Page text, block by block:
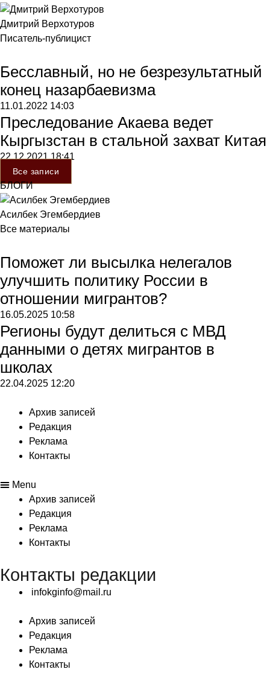
Дмитрий Верхотуров
Писатель-публицист
Бесславный, но не безрезультатный
конец назарбаевизма
11.01.2022 14:03
Преследование Акаева ведет
Кыргызстан в стальной захват Китая
22.12.202118:41
Все записи
БЛОГИ
Асилбек Эгембердиев
Все материалы
Поможет ли высылка нелегалов
улучшить политику России в
отношении мигрантов?
16.05.2025 10:58
Регионы будут делиться с МВД
данными о детях мигрантов в
школах
22.04.2025 12:20
Архив записей
Редакция
Реклама
Контакты
Menu
Архив записей
Редакция
Реклама
Контакты
Контакты редакции
infokginfo@mail.ru
Архив записей
Редакция
Реклама
Контакты